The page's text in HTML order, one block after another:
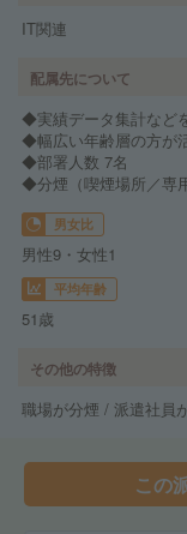
IT関連
配属先について
◆実績データ集計など
◆幅広い年齢層の方が
◆部署人数 7名
◆分煙（喫煙場所／専
男女比
男性9・女性1
平均年齢
51歳
その他の特徴
職場が分煙 / 派遣社員
この